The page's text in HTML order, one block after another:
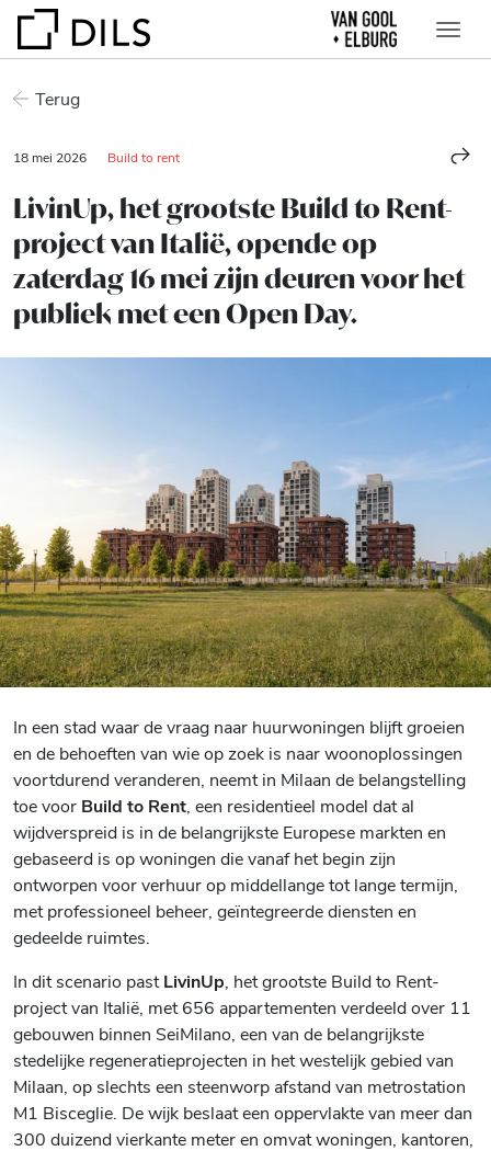
Terug
18 mei 2026 Build to rent
LivinUp, het grootste Build to Rent-
project van Italië, opende op
zaterdag 16 mei zijn deuren voor het
publiek met een Open Day.
In een stad waar de vraag naar huurwoningen blijft groeien
en de behoeften van wie op zoek is naar woonoplossingen
voortdurend veranderen, neemt in Milaan de belangstelling
toe voor Build to Rent , een residentieel model dat al
wijdverspreid is in de belangrijkste Europese markten en
gebaseerd is op woningen die vanaf het begin zijn
ontworpen voor verhuur op middellange tot lange termijn,
met professioneel beheer, geïntegreerde diensten en
gedeelde ruimtes.
In dit scenario pastLivinUp , het grootste Build to Rent-
project van Italië, met 656 appartementen verdeeld over 11
gebouwen binnen SeiMilano, een van de belangrijkste
stedelijke regeneratieprojecten in het westelijk gebied van
Milaan, op slechts een steenworp afstand van metrostation
M1 Bisceglie. De wijk beslaat een oppervlakte van meer dan
300 duizend vierkante meter en omvat woningen, kantoren,